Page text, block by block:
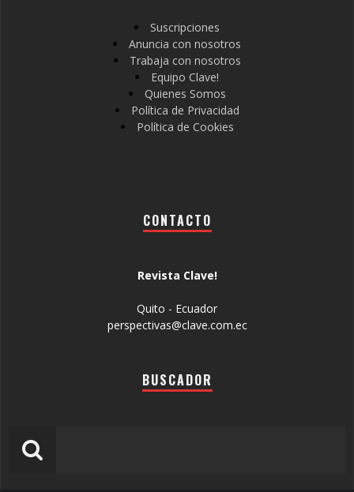
Suscripciones
Anuncia con nosotros
Trabaja con nosotros
Equipo Clave!
Quienes Somos
Política de Privacidad
Política de Cookies
CONTACTO
Revista Clave!
Quito - Ecuador
perspectivas@clave.com.ec
BUSCADOR